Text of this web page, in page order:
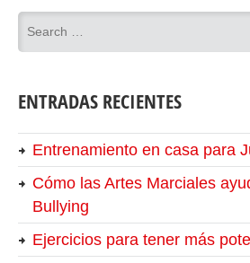
ENTRADAS RECIENTES
Entrenamiento en casa para
Cómo las Artes Marciales
Bullying
Ejercicios para tener más